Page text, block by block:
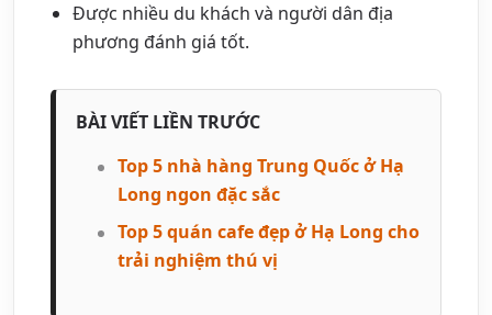
Được nhiều du khách và người dân địa
phương đánh giá tốt.
BÀI VIẾT LIỀN TRƯỚC
Top 5 nhà hàng Trung Quốc ở Hạ
Long ngon đặc sắc
Top 5 quán cafe đẹp ở Hạ Long cho
trải nghiệm thú vị